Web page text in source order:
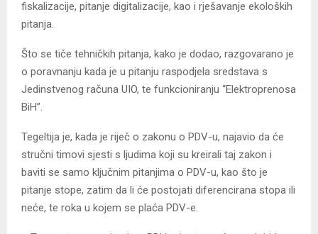
fiskalizacije, pitanje digitalizacije, kao i rješavanje ekoloških
pitanja.
Što se tiče tehničkih pitanja, kako je dodao, razgovarano je
o poravnanju kada je u pitanju raspodjela sredstava s
Jedinstvenog računa UIO, te funkcioniranju “Elektroprenosa
BiH”.
Tegeltija je, kada je riječ o zakonu o PDV-u, najavio da će
stručni timovi sjesti s ljudima koji su kreirali taj zakon i
baviti se samo ključnim pitanjima o PDV-u, kao što je
pitanje stope, zatim da li će postojati diferencirana stopa ili
neće, te roka u kojem se plaća PDV-e.